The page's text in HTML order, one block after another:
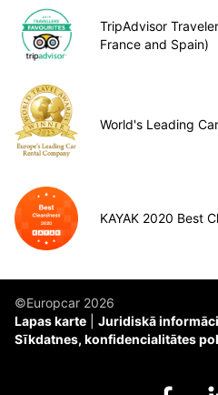
TripAdvisor
France and Spain)
World's Leading
KAYAK 2020 Best
©Europcar 2026
Lapas karte
Juridiskā
Sīkdatnes, konfidencialitātes